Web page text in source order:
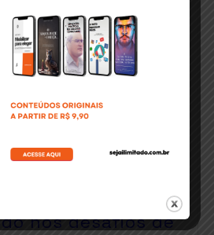
que acredita que
não anula inelegibilidade
em 2012.
são conhecidos, entre
(Podemos). O político
em Irecê. Outro
em Porto Seguro.
agora um super
nos desafios de